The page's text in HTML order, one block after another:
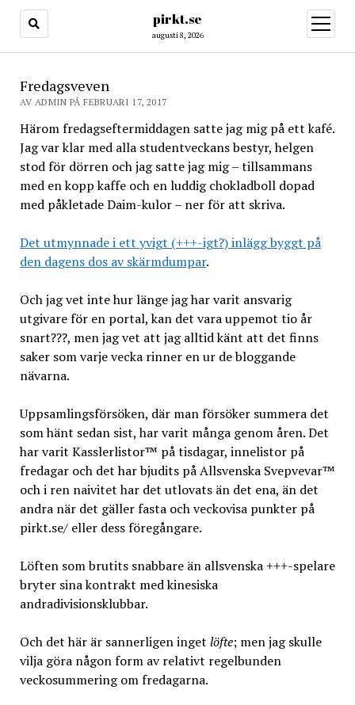
pirkt.se
augusti 8, 2026
öppna
meny
Fredagsveven
AV ADMIN PÅ FEBRUARI 17, 2017
Härom fredagseftermiddagen satte jag mig på ett kafé.
Jag var klar med alla studentveckans bestyr, helgen
stod för dörren och jag satte jag mig – tillsammans
med en kopp kaffe och en luddig chokladboll dopad
med påkletade Daim-kulor – ner för att skriva.
Det utmynnade i ett yvigt (+++-igt?) inlägg byggt på
den dagens dos av skärmdumpar.
Och jag vet inte hur länge jag har varit ansvarig
utgivare för en portal, kan det vara uppemot tio år
snart???, men jag vet att jag alltid känt att det finns
saker som varje vecka rinner en ur de bloggande
nävarna.
Uppsamlingsförsöken, där man försöker summera det
som hänt sedan sist, har varit många genom åren. Det
har varit Kasslerlistor™ på tisdagar, innelistor på
fredagar och det har bjudits på Allsvenska Svepvevar™
och i ren naivitet har det utlovats än det ena, än det
andra när det gäller fasta och veckovisa punkter på
pirkt.se/ eller dess föregångare.
Löften som brutits snabbare än allsvenska +++-spelare
bryter sina kontrakt med kinesiska
andradivisionsklubbar.
Och det här är sannerligen inget löfte; men jag skulle
vilja göra någon form av relativt regelbunden
veckosummering om fredagarna.